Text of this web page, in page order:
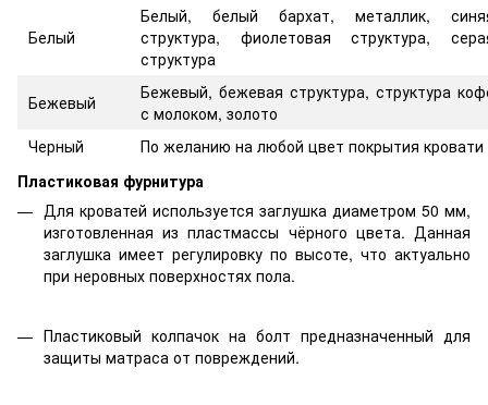
Белый
Белый, белый бархат, металлик,
структура, фиолетовая структура,
структура
Бежевый
Бежевый, бежевая структура, структура
с молоком, золото
Черный
По желанию на любой цвет покрытия кровати
Пластиковая фурнитура
Для кроватей используется заглушка диаметром 50 мм,
изготовленная из пластмассы чёрного цвета. Данная
заглушка имеет регулировку по высоте, что актуально
при неровных поверхностях пола.
Пластиковый колпачок на болт предназначенный для
защиты матраса от повреждений.